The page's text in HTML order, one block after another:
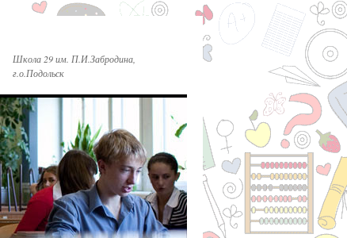
Школа 29 им. П.И.Забродина,
г.о.Подольск